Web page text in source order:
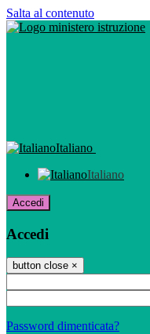
Salta al contenuto
Italiano
Italiano
Accedi
Accedi
button close ×
Password dimenticata?